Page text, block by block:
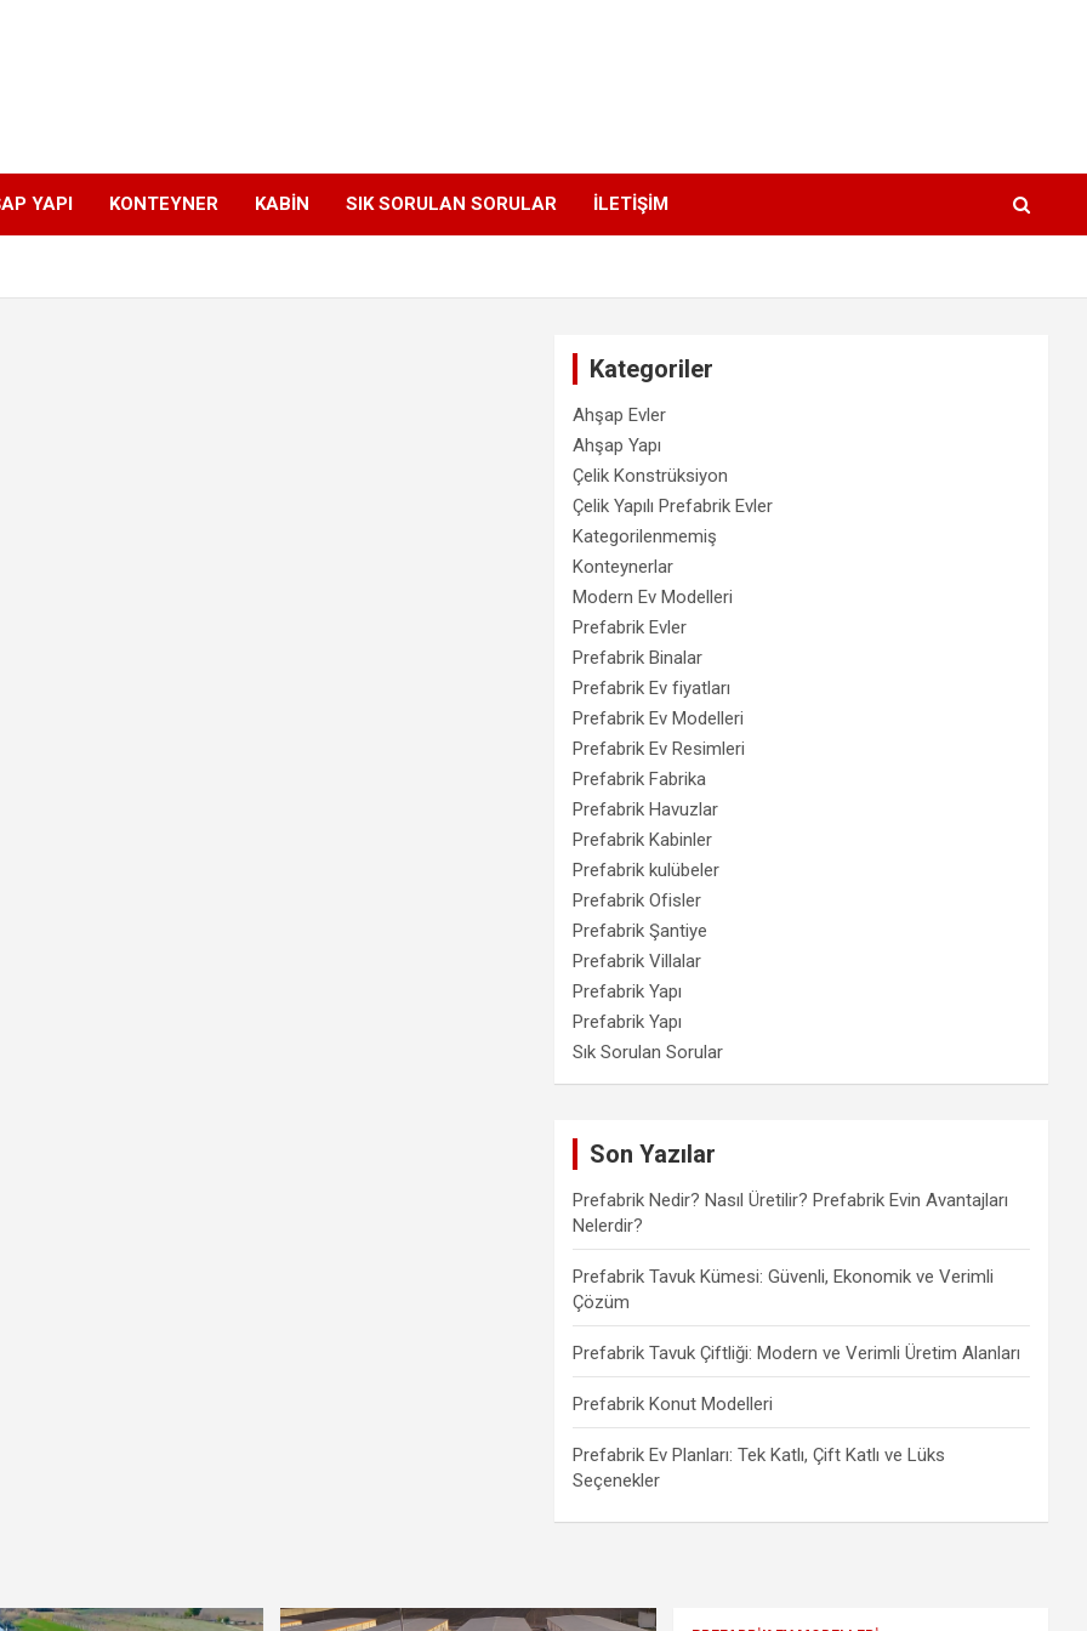
YAPI KONTEYNER KABIN SIK SORULAN SORULAR İLETİŞİM
Kategoriler
Ahşap Evler
Ahşap Yapı
Çelik Konstrüksiyon
Çelik Yapılı Prefabrik Evler
Kategorilenmemiş
Konteynerlar
Modern Ev Modelleri
Prefabrik Evler
Prefabrik Binalar
Prefabrik Ev fiyatları
Prefabrik Ev Modelleri
Prefabrik Ev Resimleri
Prefabrik Fabrika
Prefabrik Havuzlar
Prefabrik Kabinler
Prefabrik kulübeler
Prefabrik Ofisler
Prefabrik Şantiye
Prefabrik Villalar
Prefabrik Yapı
Prefabrik Yapı
Sık Sorulan Sorular
Son Yazılar
Prefabrik Nedir? Nasıl Üretilir? Prefabrik Evin Avantajları
Nelerdir?
Prefabrik Tavuk Kümesi: Güvenli, Ekonomik ve Verimli
Çözüm
Prefabrik Tavuk Çiftliği: Modern ve Verimli Üretim Alanları
Prefabrik Konut Modelleri
Prefabrik Ev Planları: Tek Katlı, Çift Katlı ve Lüks
Seçenekler